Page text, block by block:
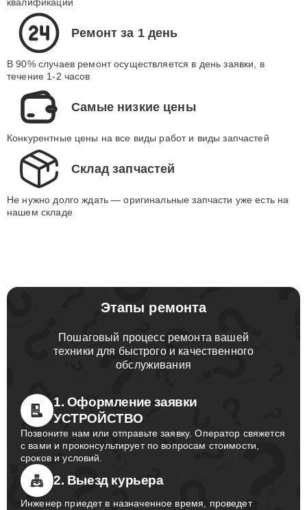
Ремонт за 1 день
В 90% случаев ремонт осуществляется в день заявки, в
течение 1-2 часов
Самые низкие цены
Конкурентные цены на все виды работ и виды запчастей
Склад запчастей
Не нужно долго ждать — оригинальные запчасти уже есть на
нашем складе
Этапы ремонта
Пошаговый процесс ремонта вашей
техники для быстрого и качественного
обслуживания
1. Оформление заявки
УСТРОЙСТВО
Позвоните нам или отправьте заявку. Оператор свяжется
с вами и проконсультирует по вопросам стоимости,
сроков и условий.
2. Выезд курьера
Инженер приедет в назначенное время, проведет